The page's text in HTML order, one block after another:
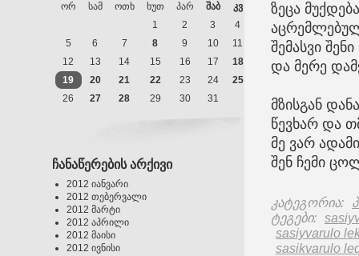
ᲝᲠ
ᲡᲐᲛ ᲝᲗᲮ ᲮᲣᲗ ᲞᲐᲠ ᲨᲐᲑ
ᲙᲕ
1
2 3
4
5
6 7 8 9 10
11
12
13 14 15 16 17
18
19
20 21 22 23 24
25
26
27 28 29 30 31
ჩანაწერების არქივი
2012 იანვარი
2012 თებერვალი
2012 მარტი
2012 აპრილი
2012 მაისი
2012 ივნისი
ზეცა
შემასვი
და მერე
მზისგან
წევხარ და
მე ვარ
შენ ჩემი
კატეგორია:
ტეგები:
sasiyvarulo
sasikvarulo